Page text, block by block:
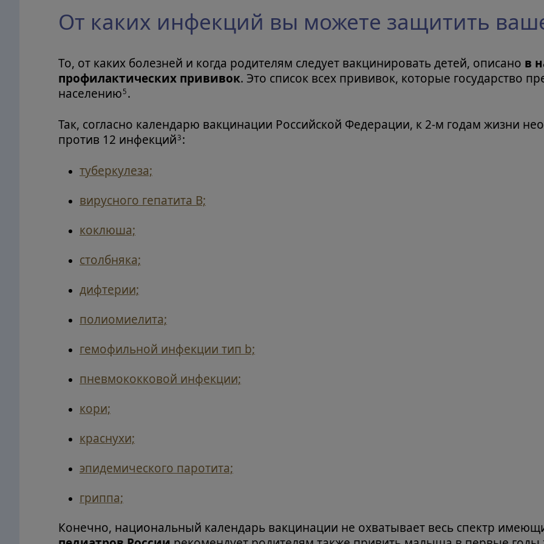
От каких инфекций вы можете защитить
То, от каких болезней и когда родителям следует вакцинировать детей, описано в
профилактических прививок. Это список всех прививок, которые государство
населению 5 .
Так, согласно календарю вакцинации Российской Федерации, к 2-м годам жизни
против 12 инфекций3 :
туберкулеза;
вирусного гепатита В;
коклюша;
столбняка;
дифтерии;
полиомиелита;
гемофильной инфекции тип b;
пневмококковой инфекции;
кори;
краснухи;
эпидемического паротита;
гриппа;
Конечно, национальный календарь вакцинации не охватывает весь спектр